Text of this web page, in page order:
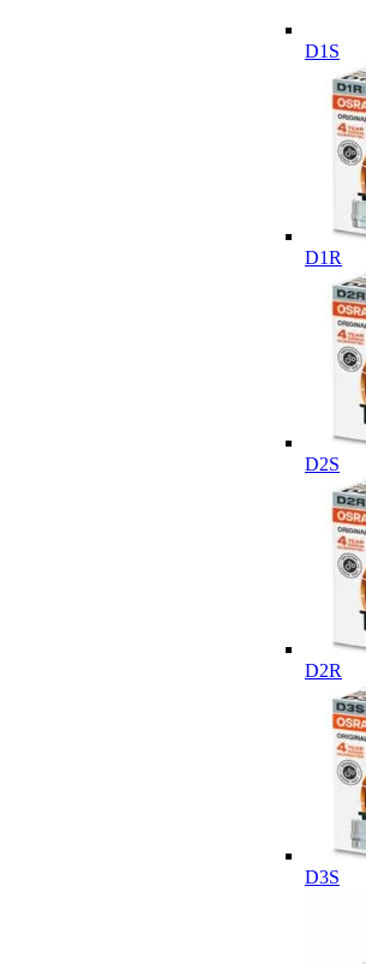
D1S
D1R
D2S
D2R
D3S